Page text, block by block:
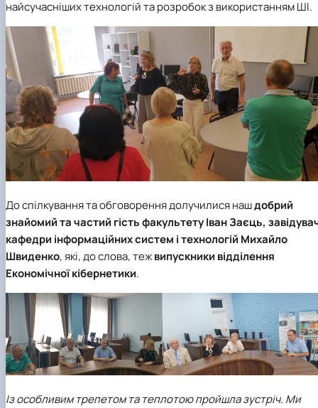
найсучасніших технологій та розробок з використанням ШІ.
До спілкування та обговорення долучилися нашдобрий
знайомий та частий гість факультетуІван Заєць,
кафедри інформаційних систем і технологій Михайло
Швиденко, які, до слова, тежвипускники відділення
Економічної кібернетики.
Із особливим трепетом та теплотою пройшла зустріч. Ми